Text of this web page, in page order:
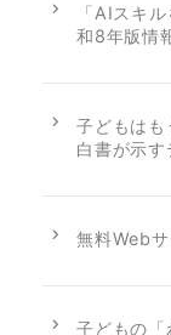
「AIスキ
和8年版情
子どもは
白書が示す
無料Web
子どもの